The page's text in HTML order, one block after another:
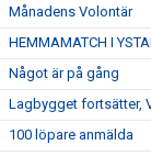
Månadens Volontär
HEMMAMATCH I
Något är på gång
Lagbygget fortsätter,
100 löpare anmälda